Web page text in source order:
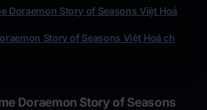
Doraemon Story of Seasons Việt Hoá
Story of Seasons Việt Hoá ch
Doraemon Story of Seasons